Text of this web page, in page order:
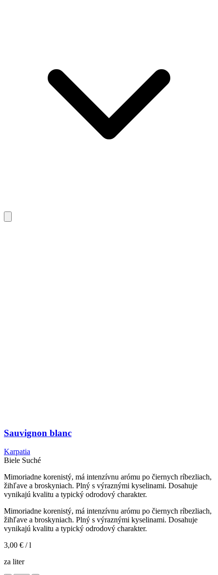
Sauvignon blanc
Karpatia
Biele Suché
Mimoriadne korenistý, má intenzívnu arómu po čiernych ríbezliach,
žihľave a broskyniach. Plný s výraznými kyselinami. Dosahuje
vynikajú kvalitu a typický odrodový charakter.
Mimoriadne korenistý, má intenzívnu arómu po čiernych ríbezliach,
žihľave a broskyniach. Plný s výraznými kyselinami. Dosahuje
vynikajú kvalitu a typický odrodový charakter.
3,00 € / l
za liter